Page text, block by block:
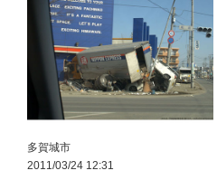
多賀城市
2011/03/24 12:31